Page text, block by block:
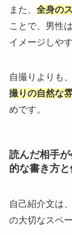
また、 全身の
ことで、男性
イメージしや
自撮りよりも
撮りの自然な
めです。
読んだ相手
的な書き方
自己紹介文は
の大切なスペ